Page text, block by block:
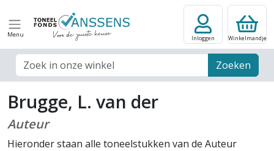
Menu
Zoek veld Zoeken
Inloggen Winkelmandje
Brugge, L. van der
Auteur
Hieronder staan alle toneelstukken van de Auteur